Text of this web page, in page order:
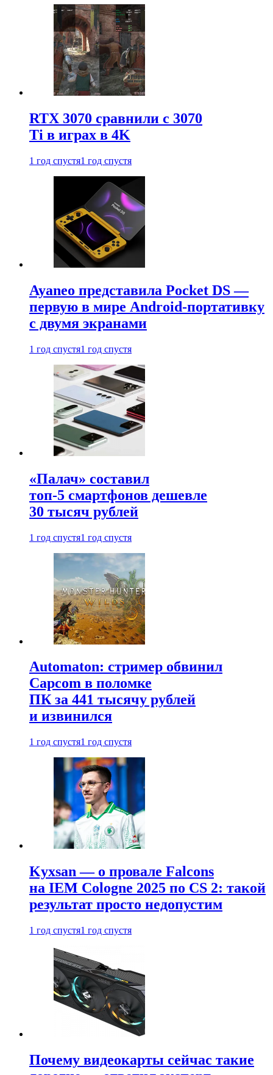
RTX 3070 сравнили с 3070
Ti в играх в 4K
1 год спустя1 год спустя
Ayaneo представила Pocket DS —
первую в мире Android-портативку
с двумя экранами
1 год спустя1 год спустя
«Палач» составил
топ-5 смартфонов дешевле
30 тысяч рублей
1 год спустя1 год спустя
Automaton: стример обвинил
Capcom в поломке
ПК за 441 тысячу рублей
и извинился
1 год спустя1 год спустя
Kyxsan — о провале Falcons
на IEM Cologne 2025 по CS 2: такой
результат просто недопустим
1 год спустя1 год спустя
Почему видеокарты сейчас такие